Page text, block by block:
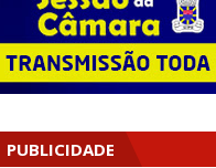
PUBLICIDADE